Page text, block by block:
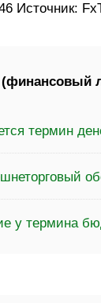
Источник:
(финансовый
термин
у термина